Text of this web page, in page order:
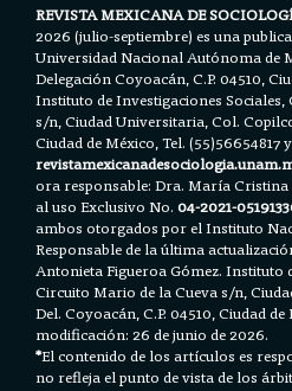
REVISTA MEXICANA DE
2026 (julio-septiembre) es una
Universidad Nacional Autónoma de
Delegación Coyoacán, C.P. 04510,
Instituto de Investigaciones
s/n, Ciudad Universitaria, Col.
Ciudad de México, Tel. (55)56654817
ora responsable: Dra. María Cristina
al uso Exclusivo No.04-2021-
ambos otorgados por el Instituto
Responsable de la última
Antonieta Figueroa Gómez. Instituto
Circuito Mario de la Cueva s/n,
Del. Coyoacán, C.P. 04510, Ciudad
modificación: 26 de junio de 2026.
*El contenido de los artículos es
no refleja el punto de vista de los